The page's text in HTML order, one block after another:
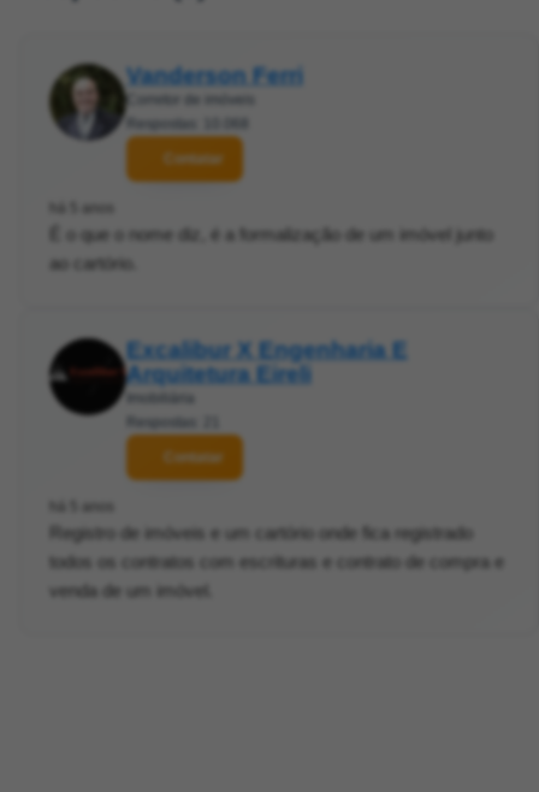
Vanderson Ferri
Corretor de imóveis
Respostas: 10.068
Contatar
há 5 anos
É o que o nome diz, é a formalização de um imóvel junto
ao cartório.
Excalibur X Engenharia E
Arquitetura Eireli
Imobiliária
Respostas: 21
Contatar
há 5 anos
Registro de imóveis e um cartório onde fica registrado
todos os contratos com escrituras e contrato de compra e
venda de um imóvel.